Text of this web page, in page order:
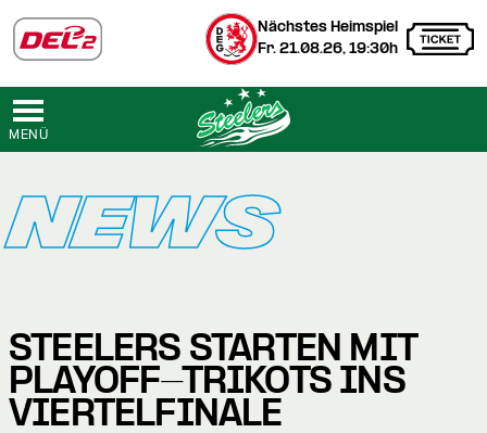
Nächstes Heimspiel
Fr. 21.08.26, 19:30h
MENÜ
NEWS
STEELERS STARTEN MIT
PLAYOFF-TRIKOTS INS
VIERTELFINALE